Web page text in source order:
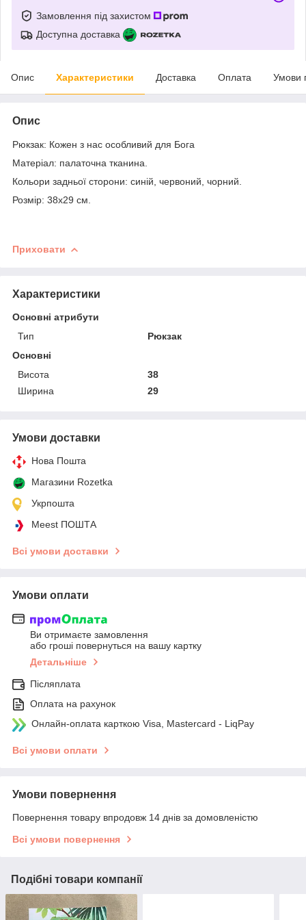
Замовлення під захистом
Доступна доставка
Опис Характеристики Доставка Оплата Умови
Опис
Рюкзак: Кожен з нас особливий для Бога
Матеріал: палаточна тканина.
Кольори задньої сторони: синій, червоний, чорний.
Розмір: 38х29 см.
Приховати
Характеристики
Основні атрибути
Тип
Рюкзак
Основні
Висота
38
Ширина
29
Умови доставки
Нова Пошта
Магазини Rozetka
Укрпошта
Meest ПОШТА
Всі умови доставки
Умови оплати
Ви отримаєте замовлення
або гроші повернуться на вашу картку
Детальніше
Післяплата
Оплата на рахунок
Онлайн-оплата карткою Visa, Mastercard - LiqPay
Всі умови оплати
Умови повернення
Повернення товару впродовж 14 днів за домовленістю
Всі умови повернення
Подібні товари компанії